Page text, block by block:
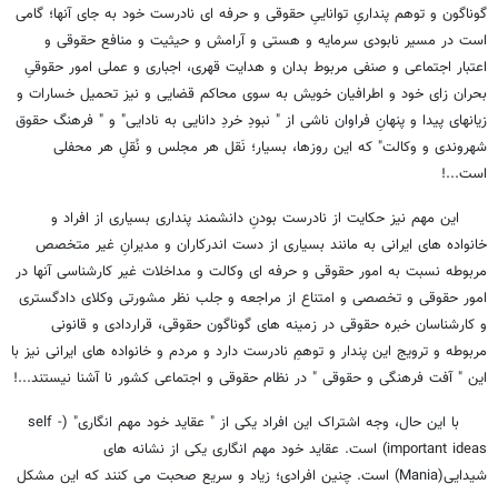
گوناگون و توهم پنداریِ تواناییِ حقوقی و حرفه ای نادرست خود به جای آنها؛ گامی
است در مسیر نابودی سرمایه و هستی و آرامش و حیثیت و منافع حقوقی و
اعتبار اجتماعی و صنفی مربوط بدان و هدایت قهری، اجباری و عملی امور حقوقیِ
بحران زای خود و اطرافیان خویش به سوی محاکم قضایی و نیز تحمیل خسارات و
زیانهای پیدا و پنهانِ فراوان ناشی از " نبودِ خردِ دانایی به نادایی" و " فرهنگ حقوق
شهروندی و وکالت" که این روزها، بسیار؛ نَقل هر مجلس و نُقلِ هر محفلی
است...!
این مهم نیز حکایت از نادرست بودنِ دانشمند پنداری بسیاری از افراد و
خانواده های ایرانی به مانند بسیاری از دست اندرکاران و مدیرانِ غیر متخصص
مربوطه نسبت به امور حقوقی و حرفه ای وکالت و مداخلات غیر کارشناسی آنها در
امور حقوقی و تخصصی و امتناع از مراجعه و جلب نظر مشورتی وکلای دادگستری
و کارشناسان خبره حقوقی در زمینه های گوناگون حقوقی، قراردادی و قانونی
مربوطه و ترویج این پندار و توهمِ نادرست دارد و مردم و خانواده های ایرانی نیز با
این " آفت فرهنگی و حقوقی " در نظام حقوقی و اجتماعی کشور نا آشنا نیستند...!
با این حال، وجه اشتراک این افراد یکی از " عقاید خود مهم انگاری" (self -
important ideas) است. عقاید خود مهم انگاری یکی از نشانه های
شیدایی(Mania) است. چنین افرادی؛ زیاد و سریع صحبت می کنند که این مشکل